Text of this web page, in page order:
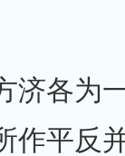
济各为
作平反